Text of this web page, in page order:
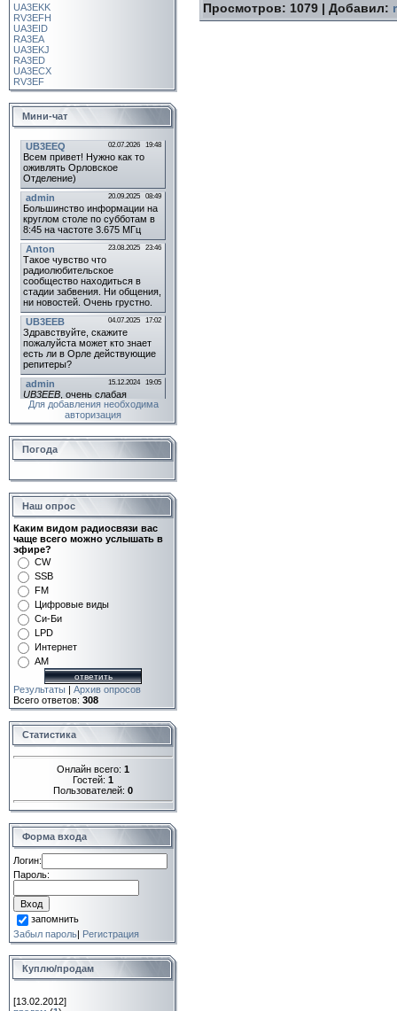
UA3EKK
RV3EFH
UA3EID
RA3EA
UA3EKJ
RA3ED
UA3ECX
RV3EF
Мини-чат
Для добавления необходима
авторизация
Погода
Наш опрос
Каким видом радиосвязи вас
чаще всего можно услышать в
эфире?
CW
SSB
FM
Цифровые виды
Си-Би
LPD
Интернет
AM
Результаты | Архив опросов
Всего ответов: 308
Статистика
Онлайн всего: 1
Гостей: 1
Пользователей: 0
Форма входа
Логин:
Пароль:
запомнить
Забыл пароль| Регистрация
Куплю/продам
[13.02.2012]
Просмотров: 1079 | Добавил: